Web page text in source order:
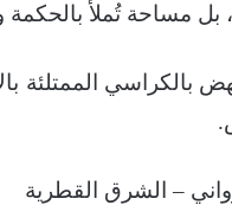
بل مساحة تُملأ بالحكمة
بالكراسي الممتلئة
– الشرق القطرية